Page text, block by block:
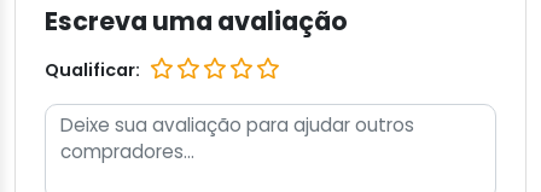
Escreva uma avaliação
Qualificar: